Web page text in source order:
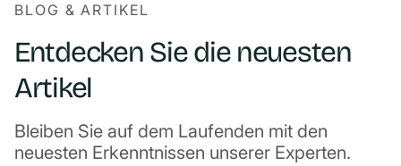
BLOG & ARTIKEL
Entdecken Sie die neuesten
Artikel
Bleiben Sie auf dem Laufenden mit den
neuesten Erkenntnissen unserer Experten.